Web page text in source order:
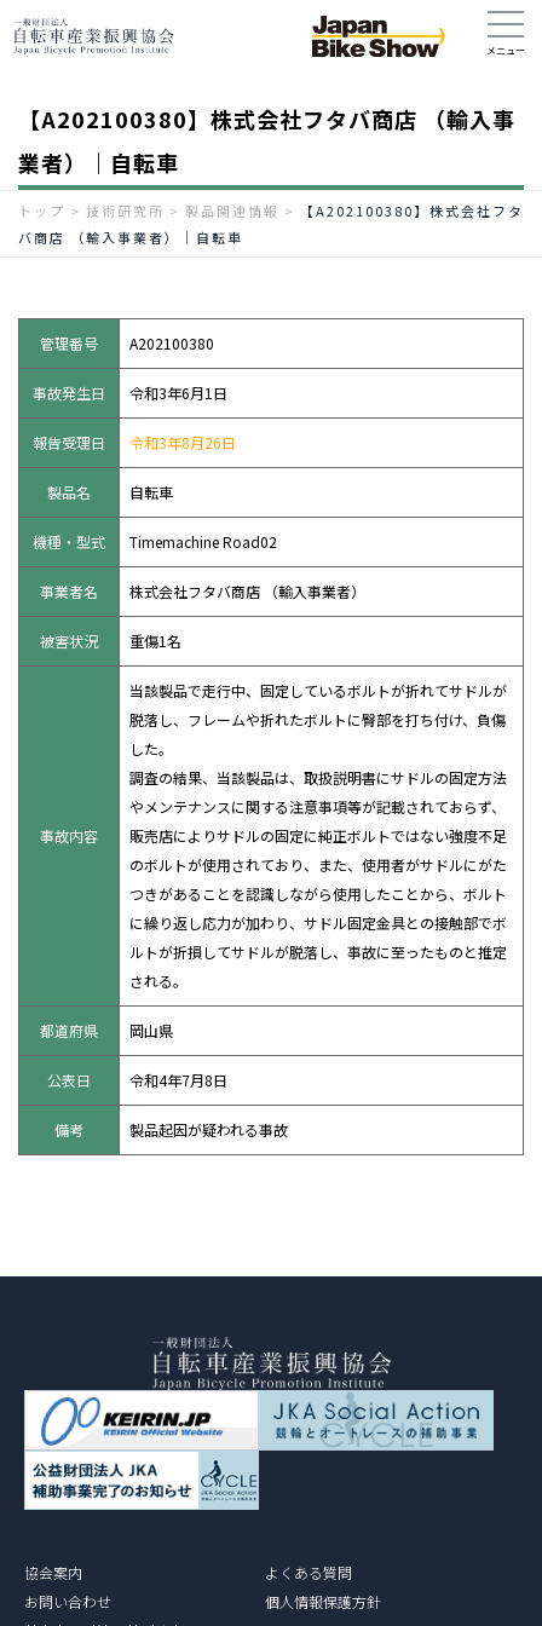
【A202100380】株式会社フタバ商店 （輸入事
業者）｜自転車
トップ > 技術研究所 > 製品関連情報 >
【A202100380】株式会社フタ
バ商店 （輸入事業者）｜自転車
管理番号 A202100380
事故発生日 令和3年6月1日
報告受理日 令和3年8月26日
製品名 自転車
機種・型式 Timemachine Road02
事業者名 株式会社フタバ商店 （輸入事業者）
被害状況 重傷1名
事故内容
当該製品で走行中、固定しているボルトが折れてサドルが
脱落し、フレームや折れたボルトに臀部を打ち付け、負傷
した。
調査の結果、当該製品は、取扱説明書にサドルの固定方法
やメンテナンスに関する注意事項等が記載されておらず、
販売店によりサドルの固定に純正ボルトではない強度不足
のボルトが使用されており、また、使用者がサドルにがた
つきがあることを認識しながら使用したことから、ボルト
に繰り返し応力が加わり、サドル固定金具との接触部でボ
ルトが折損してサドルが脱落し、事故に至ったものと推定
される。
都道府県 岡山県
公表日 令和4年7月8日
備考 製品起因が疑われる事故
協会案内
よくある質問
お問い合わせ
個人情報保護方針